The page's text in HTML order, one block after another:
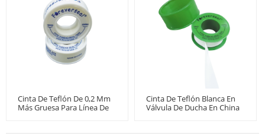
Cinta De Teflón De 0,2 Mm
Más Gruesa Para Línea De
Cinta De Teflón Blanca En
Válvula De Ducha En China